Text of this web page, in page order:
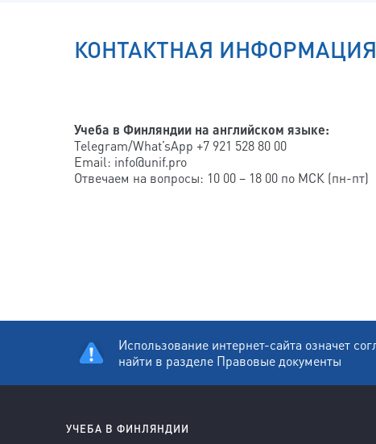
КОНТАКТНАЯ ИНФОРМАЦИЯ
Учеба в Финляндии на английском языке:
Telegram/What’sApp +7 921 528 80 00
Email: info@unif.pro
Отвечаем на вопросы: 10 00 – 18 00 по МСК (пн-пт)
Использование интернет-сайта означет
найти в разделе Правовые документы
УЧЕБА В ФИНЛЯНДИИ